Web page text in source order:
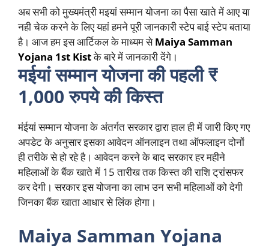
अब सभी को मुख्यमंत्री मइयां सम्मान योजना का पैसा खाते में आए या
नही चेक करने के लिए यहां हमने पूरी जानकारी स्टेप बाई स्टेप बताया
है। आज हम इस आर्टिकल के माध्यम सेMaiya Samman
Yojana 1st Kistके बारे में जानकारी देंगे।
मईयां सम्मान योजना की पहली ₹
1,000 रुपये की किस्त
मंईयां सम्मान योजना के अंतर्गत सरकार द्वारा हाल ही में जारी किए गए
अपडेट के अनुसार इसका आवेदन ऑनलाइन तथा ऑफलाइन दोनों
ही तरीके से हो रहे है। आवेदन करने के बाद सरकार हर महीने
महिलाओं के बैंक खाते में 15 तारीख तक किस्त की राशि ट्रांसफर
कर देगी। सरकार इस योजना का लाभ उन सभी महिलाओं को देगी
जिनका बैंक खाता आधार से लिंक होगा।
Maiya Samman Yojana